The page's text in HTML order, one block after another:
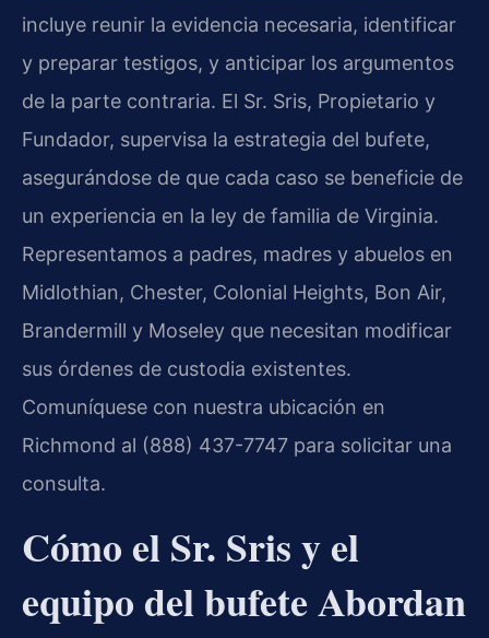
incluye reunir la evidencia necesaria, identificar
y preparar testigos, y anticipar los argumentos
de la parte contraria. El Sr. Sris, Propietario y
Fundador, supervisa la estrategia del bufete,
asegurándose de que cada caso se beneficie de
un experiencia en la ley de familia de Virginia.
Representamos a padres, madres y abuelos en
Midlothian, Chester, Colonial Heights, Bon Air,
Brandermill y Moseley que necesitan modificar
sus órdenes de custodia existentes.
Comuníquese con nuestra ubicación en
Richmond al (888) 437-7747 para solicitar una
consulta.
Cómo el Sr. Sris y el
equipo del bufete Abordan